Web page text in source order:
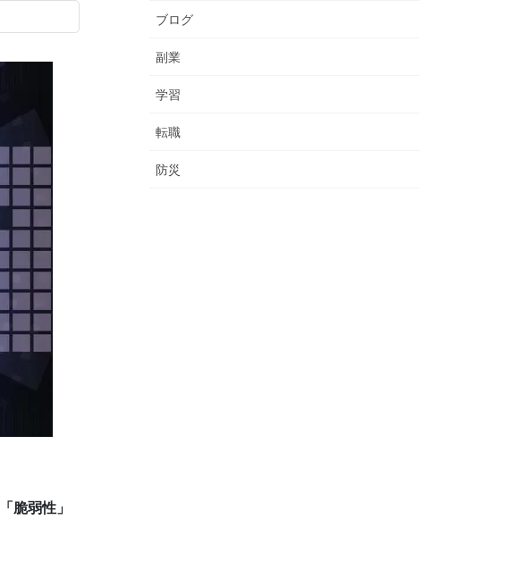
「脆弱性」
ブログ
副業
学習
転職
防災